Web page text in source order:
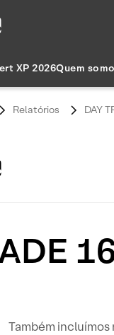
XP 2026Quem
Relatórios DAY
Também